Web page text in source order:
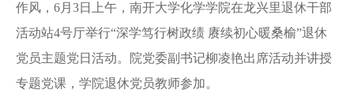
作风， 6月3日上午，南开大学化学学院在龙兴里退休干部
活动站4号厅举行“深学笃行树政绩 赓续初心暖桑榆”退休
党员主题党日活动。院党委副书记柳凌艳出席活动并讲授
专题党课，学院退休党员教师参加。